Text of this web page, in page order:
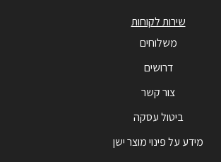
שירות לקוחות
משלוחים
דרושים
צור קשר
ביטול עסקה
מידע על פינוי מוצר ישן